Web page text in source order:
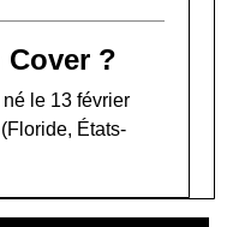
Cover ?
le 13 février
États-